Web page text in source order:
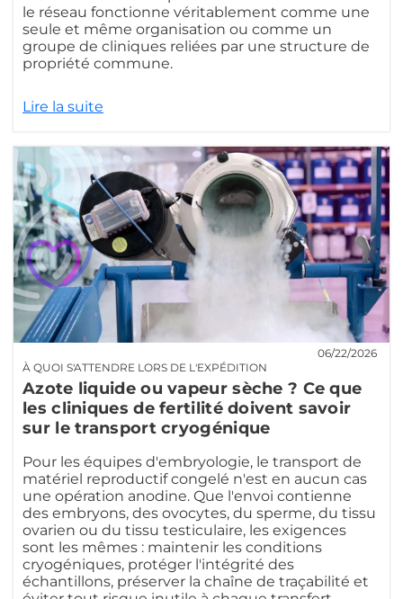
le réseau fonctionne véritablement comme une
seule et même organisation ou comme un
groupe de cliniques reliées par une structure de
propriété commune.
Lire la suite
À QUOI S'ATTENDRE LORS DE L'EXPÉDITION
06/22/2026
Azote liquide ou vapeur sèche ? Ce que
les cliniques de fertilité doivent savoir
sur le transport cryogénique
Pour les équipes d'embryologie, le transport de
matériel reproductif congelé n'est en aucun cas
une opération anodine. Que l'envoi contienne
des embryons, des ovocytes, du sperme, du tissu
ovarien ou du tissu testiculaire, les exigences
sont les mêmes : maintenir les conditions
cryogéniques, protéger l'intégrité des
échantillons, préserver la chaîne de traçabilité et